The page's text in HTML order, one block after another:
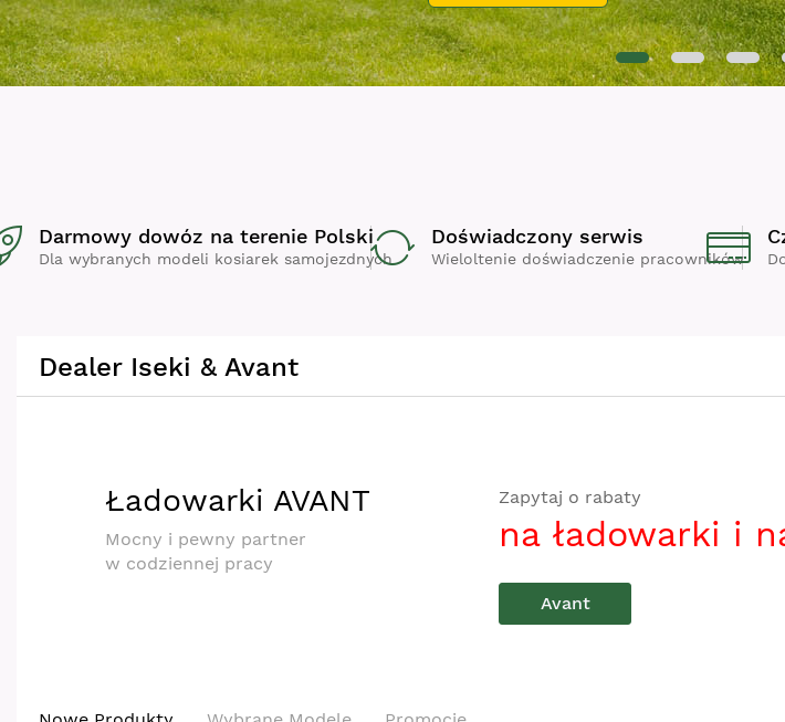
Darmowy dowóz na terenie Polski
Dla wybranych modeli kosiarek samojezdnych
Doświadczony serwis
Wieloltenie doświadczenie pracowników
Dealer Iseki & Avant
Ładowarki AVANT
Mocny i pewny partner
w codziennej pracy
Zapytaj o rabaty
na ładowarki i
Avant